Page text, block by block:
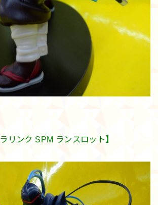
リンク SPM ランスロット】